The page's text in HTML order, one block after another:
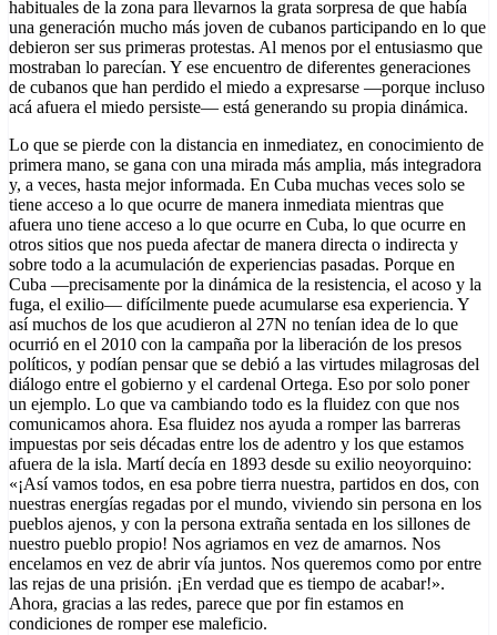
habituales de la zona para llevarnos la grata sorpresa de que había
una generación mucho más joven de cubanos participando en lo que
debieron ser sus primeras protestas. Al menos por el entusiasmo que
mostraban lo parecían. Y ese encuentro de diferentes generaciones
de cubanos que han perdido el miedo a expresarse —porque incluso
acá afuera el miedo persiste— está generando su propia dinámica.
Lo que se pierde con la distancia en inmediatez, en conocimiento de
primera mano, se gana con una mirada más amplia, más integradora
y, a veces, hasta mejor informada. En Cuba muchas veces solo se
tiene acceso a lo que ocurre de manera inmediata mientras que
afuera uno tiene acceso a lo que ocurre en Cuba, lo que ocurre en
otros sitios que nos pueda afectar de manera directa o indirecta y
sobre todo a la acumulación de experiencias pasadas. Porque en
Cuba —precisamente por la dinámica de la resistencia, el acoso y la
fuga, el exilio— difícilmente puede acumularse esa experiencia. Y
así muchos de los que acudieron al 27N no tenían idea de lo que
ocurrió en el 2010 con la campaña por la liberación de los presos
políticos, y podían pensar que se debió a las virtudes milagrosas del
diálogo entre el gobierno y el cardenal Ortega. Eso por solo poner
un ejemplo. Lo que va cambiando todo es la fluidez con que nos
comunicamos ahora. Esa fluidez nos ayuda a romper las barreras
impuestas por seis décadas entre los de adentro y los que estamos
afuera de la isla. Martí decía en 1893 desde su exilio neoyorquino:
«¡Así vamos todos, en esa pobre tierra nuestra, partidos en dos, con
nuestras energías regadas por el mundo, viviendo sin persona en los
pueblos ajenos, y con la persona extraña sentada en los sillones de
nuestro pueblo propio! Nos agriamos en vez de amarnos. Nos
encelamos en vez de abrir vía juntos. Nos queremos como por entre
las rejas de una prisión. ¡En verdad que es tiempo de acabar!».
Ahora, gracias a las redes, parece que por fin estamos en
condiciones de romper ese maleficio.